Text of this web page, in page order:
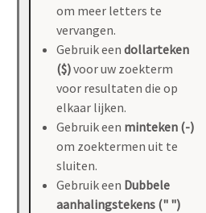
om meer letters te
vervangen.
Gebruik een dollarteken
($)voor uw zoekterm
voor resultaten die op
elkaar lijken.
Gebruik een minteken (-)
om zoektermen uit te
sluiten.
Gebruik een Dubbele
aanhalingstekens (" ")